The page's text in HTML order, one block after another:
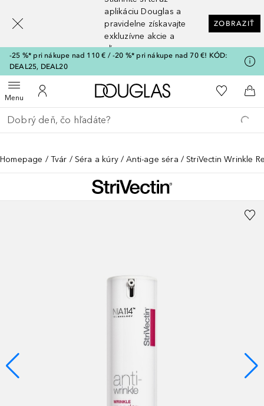
aplikáciu Douglas a
pravidelne získavajte
exkluzívne akcie a
zľavy
ZOBRAZIŤ
-25 %* pri nákupe nad 110 € / -20 %* pri nákupe nad 70 €! KÓD:
DEAL25, DEAL20
MenuOtvoriť menuDo môjho účtu
Domov Do môjho
Do
Choď späť
Vykonajte vyhľadávanie
Homepage Tvár Séra a kúry Anti-age séra StriVectin Wrinkle
[navigation.slideout.screenreader]